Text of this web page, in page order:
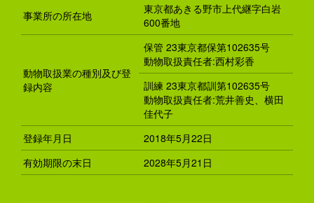
事業所の所在地
東京都あきる野市上代継字白岩
600番地
動物取扱業の種別及び登
録内容
保管 23東京都保第102635号
動物取扱責任者:西村彩香
訓練 23東京都訓第102635号
動物取扱責任者:荒井善史、横田
佳代子
登録年月日
2018年5月22日
有効期限の末日
2028年5月21日